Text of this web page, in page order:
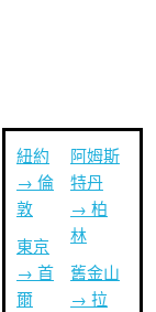
紐約
→ 倫
敦
東京
→ 首
爾
阿姆斯
特丹
→ 柏
林
舊金山
→ 拉